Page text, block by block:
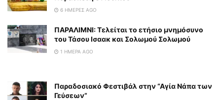
6 ΗΜΈΡΕΣ AGO
ΠΑΡΑΛΙΜΝΙ: Τελείται το ετήσιο μνημόσυνο
του Τάσου Ισαακ και Σολωμού Σολωμού
1 ΗΜΈΡΑ AGO
Παραδοσιακό Φεστιβάλ στην “Αγία Νάπα των
Γεύσεων”